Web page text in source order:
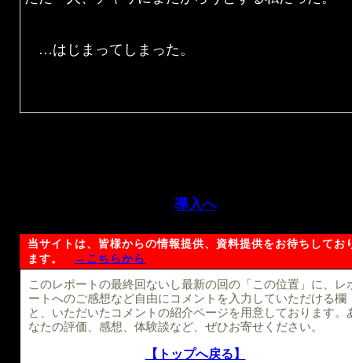
…はじまってしまった。
導入へ
当サイトは、皆様からの情報提供、資料提供をお待ちしてお
ます。
→こちらから
このレポートの最終回ないし最新の回の「この位置」に、レ
ートへのご感想など自由にコメントを入力していただける欄
と、いただいたコメントの紹介ページを用意しております。
なたの評価、感想、体験談など、ぜひお寄せください。
【トップへ戻る】